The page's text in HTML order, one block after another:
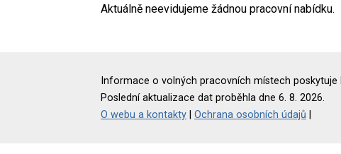
Aktuálně neevidujeme žádnou pracovní nabídku.
Informace o volných pracovních místech
Poslední aktualizace dat proběhla dne 6. 8. 2026.
O webu a kontakty
Ochrana osobních údajů